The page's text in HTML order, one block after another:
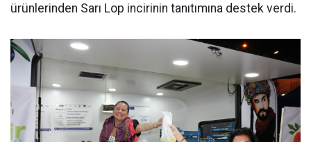
ürünlerinden Sarı Lop incirinin tanıtımına destek verdi.